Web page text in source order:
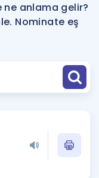
ne anlama gelir?
Nominate eş